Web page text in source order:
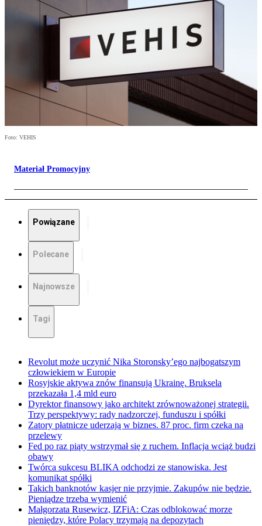
Foto: VEHIS
Materiał Promocyjny
Powiązane
Polecane
Najnowsze
Tagi
Revolut może uczynić Nika Storonsky’ego najbogatszym
człowiekiem w Europie
Rosyjskie aktywa znów finansują Ukrainę. Bruksela
przekazała 1,4 mld euro
Dyrektor finansowy jako architekt zrównoważonej strategii.
Trzy perspektywy: rady nadzorczej, funduszu i spółki
Zatory płatnicze uderzają w biznes. 87 proc. firm czeka na
przelewy
Fed po raz piąty wstrzymał się z ruchem. Inflacja wciąż budzi
obawy
Twórca sukcesu BLIKA odchodzi ze stanowiska. Jest
komunikat spółki
Takich banknotów kasjer nie przyjmie. Zakupów nie będzie.
Pieniądze trzeba wymienić
Małgorzata Rusewicz, IZFiA: Czas odblokować morze
pieniędzy, które Polacy trzymają na depozytach